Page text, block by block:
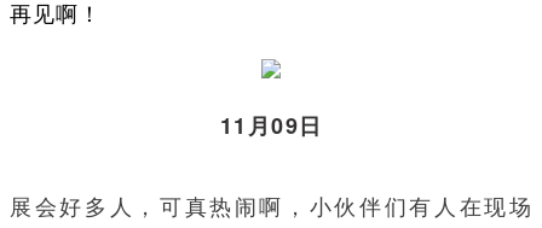
再见啊！
11月09日
展会好多人，可真热闹啊，小伙伴们有人在现场